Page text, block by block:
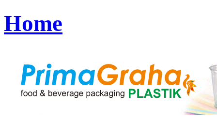
Home